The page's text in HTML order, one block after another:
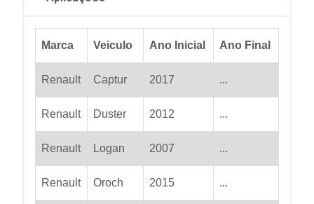
Marca Veiculo Ano Inicial Ano Final
Renault Captur 2017 ...
Renault Duster 2012 ...
Renault Logan 2007 ...
Renault Oroch 2015 ...